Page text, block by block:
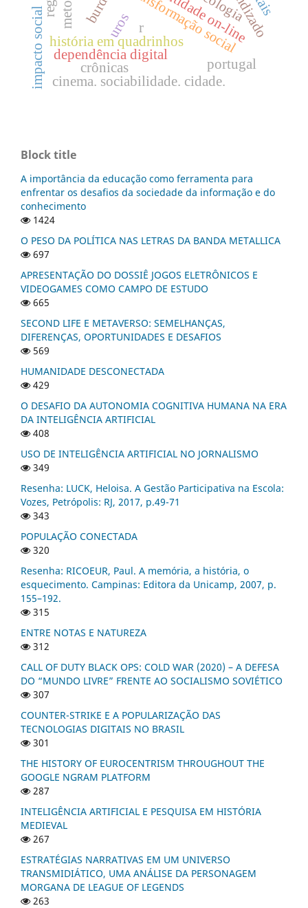
história em quadrinhos
dependência digital
impacto social uros
crônicas
cinema. sociabilidade. cidade.
transformação social
r
portugal
Block title
A importância da educação como ferramenta para
enfrentar os desafios da sociedade da informação e do
conhecimento
1424
O PESO DA POLÍTICA NAS LETRAS DA BANDA METALLICA
697
APRESENTAÇÃO DO DOSSIÊ JOGOS ELETRÔNICOS E
VIDEOGAMES COMO CAMPO DE ESTUDO
665
SECOND LIFE E METAVERSO: SEMELHANÇAS,
DIFERENÇAS, OPORTUNIDADES E DESAFIOS
569
HUMANIDADE DESCONECTADA
429
O DESAFIO DA AUTONOMIA COGNITIVA HUMANA NA ERA
DA INTELIGÊNCIA ARTIFICIAL
408
USO DE INTELIGÊNCIA ARTIFICIAL NO JORNALISMO
349
Resenha: LUCK, Heloisa. A Gestão Participativa na Escola:
Vozes, Petrópolis: RJ, 2017, p.49-71
343
POPULAÇÃO CONECTADA
320
Resenha: RICOEUR, Paul. A memória, a história, o
esquecimento. Campinas: Editora da Unicamp, 2007, p.
155–192.
315
ENTRE NOTAS E NATUREZA
312
CALL OF DUTY BLACK OPS: COLD WAR (2020) – A DEFESA
DO “MUNDO LIVRE” FRENTE AO SOCIALISMO SOVIÉTICO
307
COUNTER-STRIKE E A POPULARIZAÇÃO DAS
TECNOLOGIAS DIGITAIS NO BRASIL
301
THE HISTORY OF EUROCENTRISM THROUGHOUT THE
GOOGLE NGRAM PLATFORM
287
INTELIGÊNCIA ARTIFICIAL E PESQUISA EM HISTÓRIA
MEDIEVAL
267
ESTRATÉGIAS NARRATIVAS EM UM UNIVERSO
TRANSMIDIÁTICO, UMA ANÁLISE DA PERSONAGEM
MORGANA DE LEAGUE OF LEGENDS
263